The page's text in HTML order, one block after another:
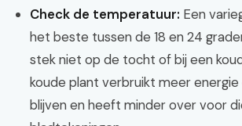
Check de temperatuur: Een
het beste tussen de 18 en 24
stek niet op de tocht of bij een
koude plant verbruikt meer
blijven en heeft minder over voor